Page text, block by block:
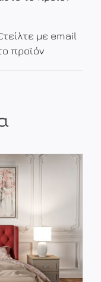
με email
προϊόν